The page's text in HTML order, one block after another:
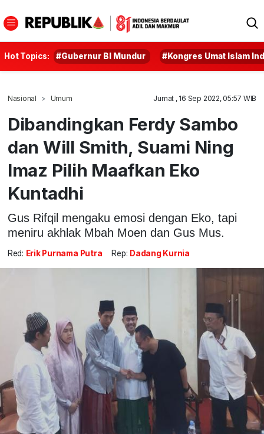
Hot Topics: #Gubernur BI Mundur #Kongres Umat Islam
Nasional Umum Jumat , 16 Sep 2022, 05:57 WIB
Dibandingkan Ferdy Sambo
dan Will Smith, Suami Ning
Imaz Pilih Maafkan Eko
Kuntadhi
Gus Rifqil mengaku emosi dengan Eko, tapi
meniru akhlak Mbah Moen dan Gus Mus.
Red: Erik Purnama Putra Rep: Dadang Kurnia